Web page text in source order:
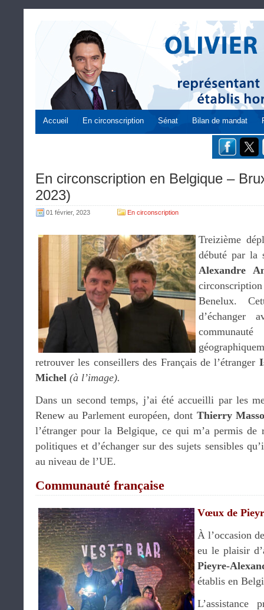
Accueil En circonscription Sénat Bilan de mandat
En circonscription en Belgique –
2023)
01 février, 2023 En circonscription
Treizième
débuté par la
Alexandre
Benelux.
d’échanger
retrouver les conseillers des Français de l’étranger
Michel (à l’image).
Dans un second temps, j’ai été accueilli par les
Renew au Parlement européen, dont Thierry
l’étranger pour la Belgique, ce qui m’a permis de
politiques et d’échanger sur des sujets sensibles
au niveau de l’UE.
Communauté française
Vœux de
À l’occasion
eu le plaisir
Pieyre-
établis en
L’assistance